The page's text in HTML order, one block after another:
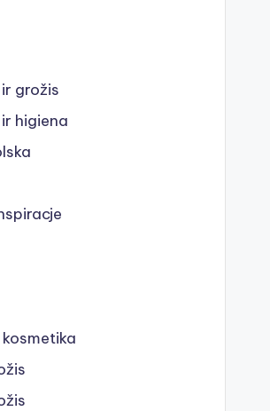
grožis
higiena